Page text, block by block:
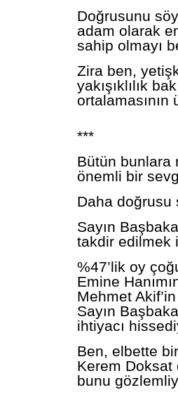
Doğrusunu
adam olarak
sahip olmayı
Zira ben,
yakışıklılık
ortalamasının
***
Bütün bunlara
önemli bir
Daha doğrusu
Sayın
takdir edilmek
%47’lik oy
Emine
Mehmet
Sayın
ihtiyacı
Ben, elbette
Kerem
bunu